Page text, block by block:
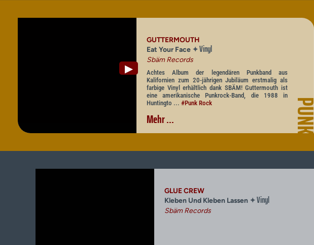
▶
PUNK
GUTTERMOUTH
Eat Your Face ✦Vinyl
Sbäm Records
Achtes Album der legendären Punkband aus
Kalifornien zum 20-jährigen Jubiläum erstmalig als
farbige Vinyl erhältlich dank SBÄM! Guttermouth ist
eine amerikanische Punkrock-Band, die 1988 in
Huntingto ... #Punk Rock
Mehr ...
GLUE CREW
Kleben Und Kleben Lassen ✦Vinyl
Sbäm Records